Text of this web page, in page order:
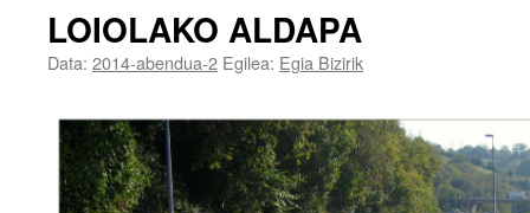
LOIOLAKO ALDAPA
Data: 2014-abendua-2 Egilea: Egia Bizirik